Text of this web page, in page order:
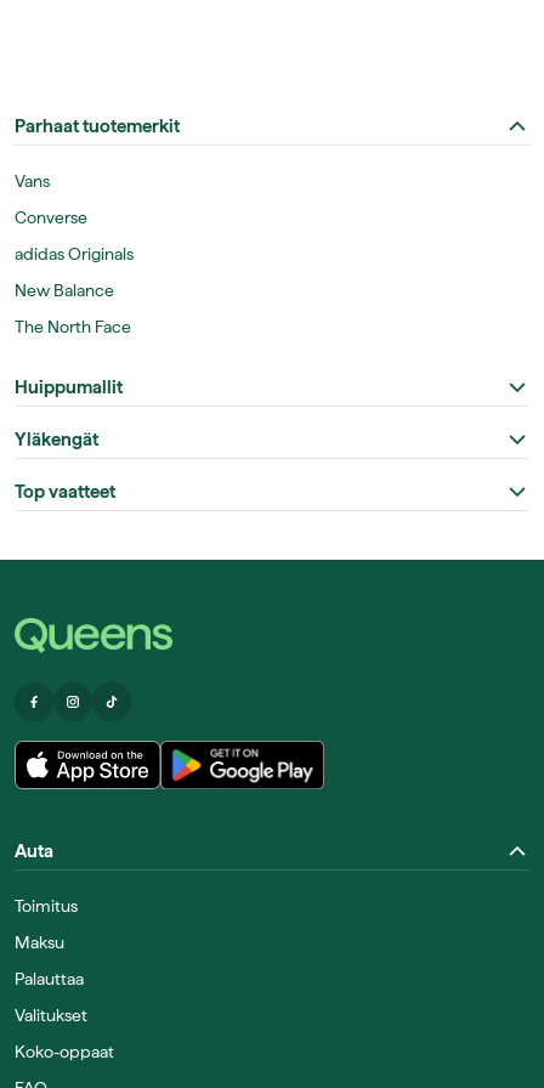
Parhaat tuotemerkit
Vans
Converse
adidas Originals
New Balance
The North Face
Huippumallit
Yläkengät
Top vaatteet
Auta
Toimitus
Maksu
Palauttaa
Valitukset
Koko-oppaat